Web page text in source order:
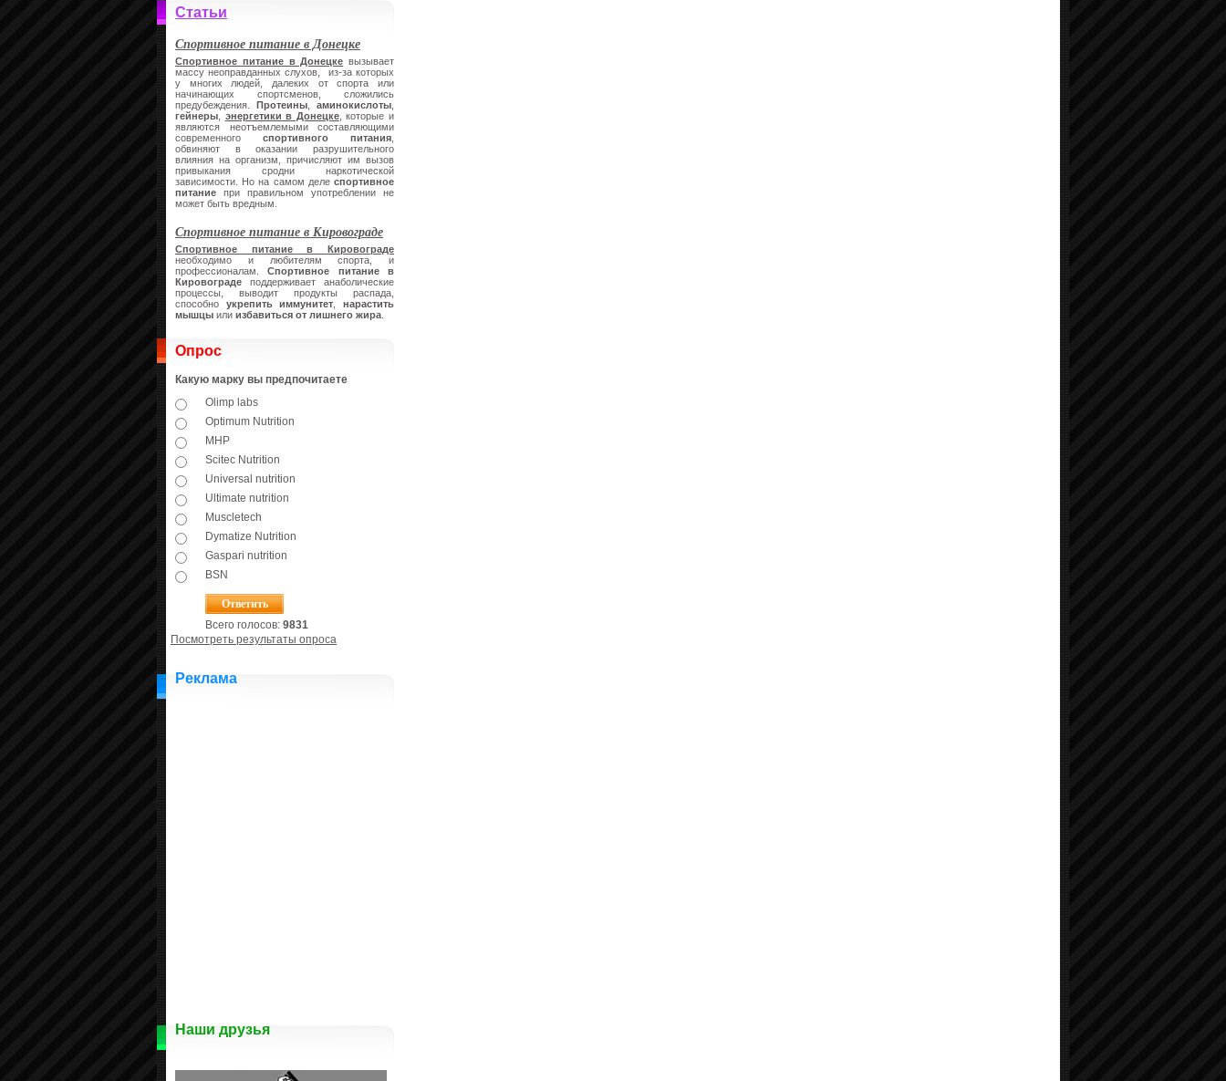
Статьи
Спортивное питание в Донецке
Спортивное питание в Донецке вызывает
массу неоправданных слухов, из-за которых
у многих людей, далеких от спорта или
начинающих спортсменов, сложились
предубеждения. Протеины аминокислоты
гейнеры
энергетики в Донецке, которые и
являются неотъемлемыми составляющими
современного спортивного питания
обвиняют в оказании разрушительного
влияния на организм, причисляют им вызов
привыкания сродни наркотической
зависимости. Но на самом деле спортивное
питание при правильном употреблении не
может быть вредным.
Спортивное питание в Кировограде
Спортивное питание в Кировограде
необходимо и любителям спорта, и
профессионалам.Спортивное питание в
Кировограде поддерживает анаболические
процессы, выводит продукты распада,
способно укрепить иммунитет ,нарастить
мышцы или избавиться от лишнего жира
Опрос
Какую марку вы предпочитаете
Olimp labs
Optimum Nutrition
MHP
Scitec Nutrition
Universal nutrition
Ultimate nutrition
Muscletech
Dymatize Nutrition
Gaspari nutrition
BSN
Всего голосов: 9831
Посмотреть результаты опроса
Реклама
Наши друзья